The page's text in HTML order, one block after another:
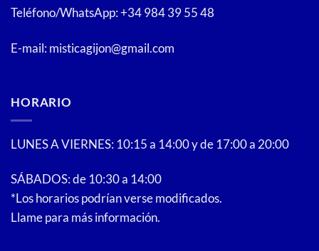
Teléfono/WhatsApp: +34 984 39 55 48
E-mail: misticagijon@gmail.com
HORARIO
LUNES A VIERNES: 10:15 a 14:00 y de 17:00 a 20:00
SÁBADOS: de 10:30 a 14:00
*Los horarios podrían verse modificados.
Llame para más información.